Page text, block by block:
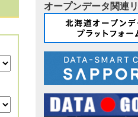
オープンデータ関連